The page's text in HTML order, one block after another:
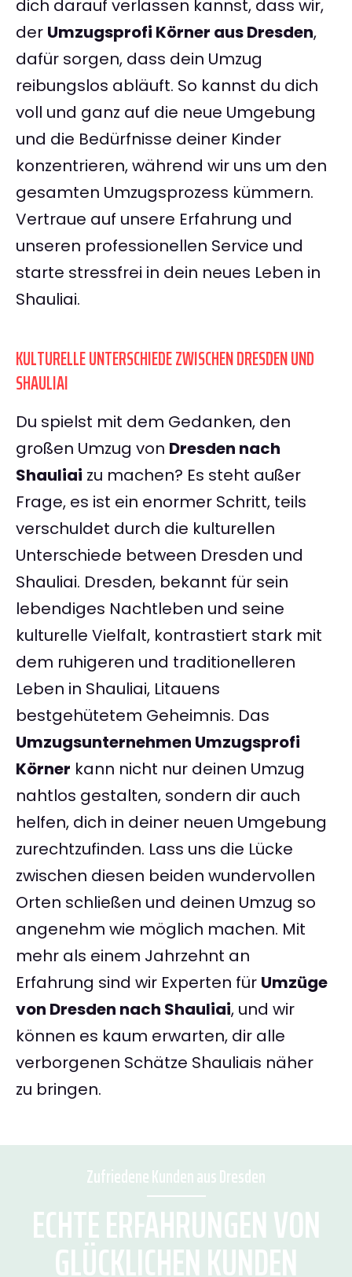
dich darauf verlassen kannst, dass wir,
der Umzugsprofi Körner aus Dresden,
dafür sorgen, dass dein Umzug
reibungslos abläuft. So kannst du dich
voll und ganz auf die neue Umgebung
und die Bedürfnisse deiner Kinder
konzentrieren, während wir uns um den
gesamten Umzugsprozess kümmern.
Vertraue auf unsere Erfahrung und
unseren professionellen Service und
starte stressfrei in dein neues Leben in
Shauliai.
KULTURELLE UNTERSCHIEDE ZWISCHEN DRESDEN UND
SHAULIAI
Du spielst mit dem Gedanken, den
großen Umzug von Dresden nach
Shauliai zu machen? Es steht außer
Frage, es ist ein enormer Schritt, teils
verschuldet durch die kulturellen
Unterschiede between Dresden und
Shauliai. Dresden, bekannt für sein
lebendiges Nachtleben und seine
kulturelle Vielfalt, kontrastiert stark mit
dem ruhigeren und traditionelleren
Leben in Shauliai, Litauens
bestgehütetem Geheimnis. Das
Umzugsunternehmen Umzugsprofi
Körner kann nicht nur deinen Umzug
nahtlos gestalten, sondern dir auch
helfen, dich in deiner neuen Umgebung
zurechtzufinden. Lass uns die Lücke
zwischen diesen beiden wundervollen
Orten schließen und deinen Umzug so
angenehm wie möglich machen. Mit
mehr als einem Jahrzehnt an
Erfahrung sind wir Experten für Umzüge
von Dresden nach Shauliai, und wir
können es kaum erwarten, dir alle
verborgenen Schätze Shauliais näher
zu bringen.
Zufriedene Kunden aus Dresden
ECHTE ERFAHRUNGEN VON
GLÜCKLICHEN KUNDEN